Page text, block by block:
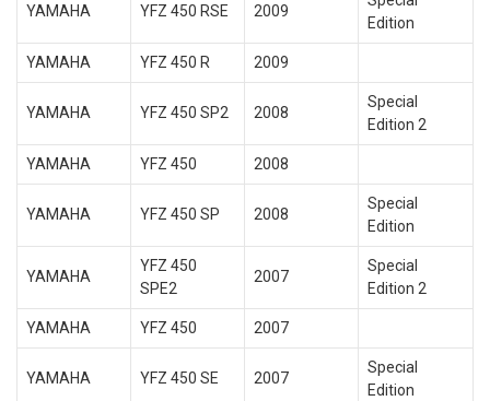
YAMAHA YFZ 450 RSE 2009
Edition
YAMAHA YFZ 450 R 2009
YAMAHA YFZ 450 SP2 2008
Special
Edition 2
YAMAHA YFZ 450 2008
YAMAHA YFZ 450 SP 2008
Special
Edition
YAMAHA
YFZ 450
SPE2
2007
Special
Edition 2
YAMAHA YFZ 450 2007
YAMAHA YFZ 450 SE 2007
Special
Edition